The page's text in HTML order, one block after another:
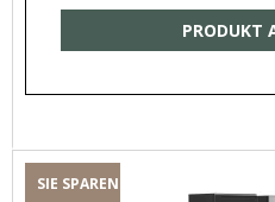
PRODUKT
SIE SPAREN